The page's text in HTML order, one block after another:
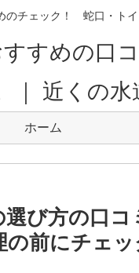
のチェック！ 蛇口・ト
すめの口
｜ 近くの
ホーム
び方の口
前にチェ